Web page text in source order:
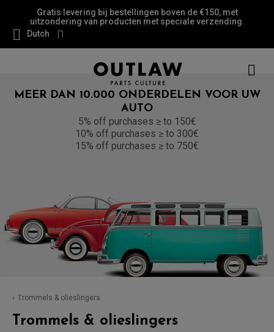
Gratis levering bij bestellingen boven de €150, met
uitzondering van producten met speciale verzending.
Dutch
MEER DAN 10.000 ONDERDELEN VOOR UW
AUTO
5% off purchases ≥ to 150€
10% off purchases ≥ to 300€
15% off purchases ≥ to 750€
Trommels & olieslingers
Trommels & olieslingers